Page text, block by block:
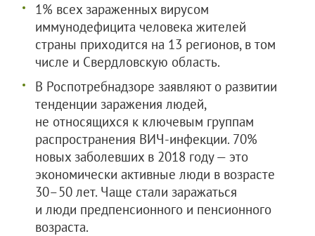
1% всех зараженных вирусом
иммунодефицита человека жителей
страны приходится на 13 регионов, в том
числе и Свердловскую область.
В Роспотребнадзоре заявляют о развитии
тенденции заражения людей,
не относящихся к ключевым группам
распространения ВИЧ-инфекции. 70%
новых заболевших в 2018 году — это
экономически активные люди в возрасте
30–50 лет. Чаще стали заражаться
и люди предпенсионного и пенсионного
возраста.